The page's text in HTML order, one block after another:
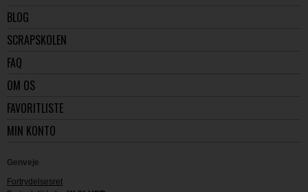
BLOG
SCRAPSKOLEN
FAQ
OM OS
FAVORITLISTE
MIN KONTO
Genveje
Fortrydelsesret